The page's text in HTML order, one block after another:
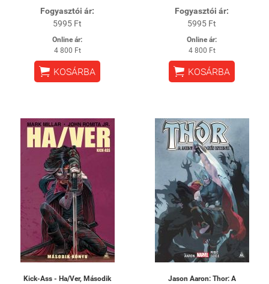
Fogyasztói ár:
5995 Ft
Online ár:
4 800 Ft
 KOSÁRBA
Fogyasztói ár:
5995 Ft
Online ár:
4 800 Ft
 KOSÁRBA
Kick-Ass - Ha/Ver, Második
Jason Aaron: Thor: A